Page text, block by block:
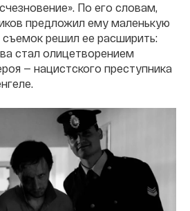
По его словам,
предложил ему маленькую
съемок решил ее расширить:
стал олицетворением
— нацистского преступника